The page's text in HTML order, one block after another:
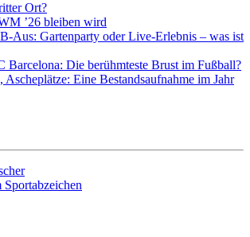
Ort?
’26 bleiben wird
Aus: Gartenparty oder Live-Erlebnis – was ist
Barcelona: Die berühmteste Brust im Fußball?
Ascheplätze: Eine Bestandsaufnahme im Jahr